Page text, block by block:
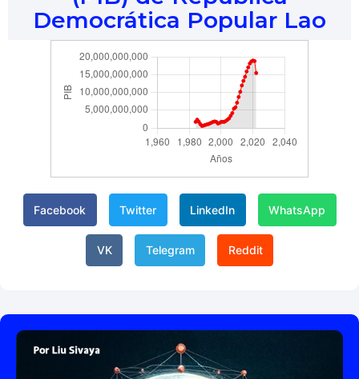
Democrática Popular Lao
Facebook Twitter LinkedIn WhatsApp
VK Telegram Reddit